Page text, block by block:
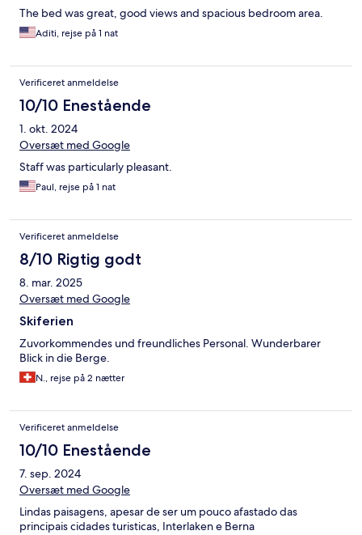
The bed was great, good views and spacious bedroom area.
Aditi, rejse på 1 nat
Verificeret anmeldelse
10/10 Enestående
1. okt. 2024
Oversæt med Google
Staff was particularly pleasant.
Paul, rejse på 1 nat
Verificeret anmeldelse
8/10 Rigtig godt
8. mar. 2025
Oversæt med Google
Skiferien
Zuvorkommendes und freundliches Personal. Wunderbarer
Blick in die Berge.
N., rejse på 2 nætter
Verificeret anmeldelse
10/10 Enestående
7. sep. 2024
Oversæt med Google
Lindas paisagens, apesar de ser um pouco afastado das
principais cidades turisticas, Interlaken e Berna